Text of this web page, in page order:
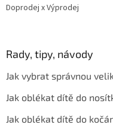
Doprodej x Výprodej
Rady, tipy, návody
Jak vybrat správnou
Jak oblékat dítě do
Jak oblékat dítě do